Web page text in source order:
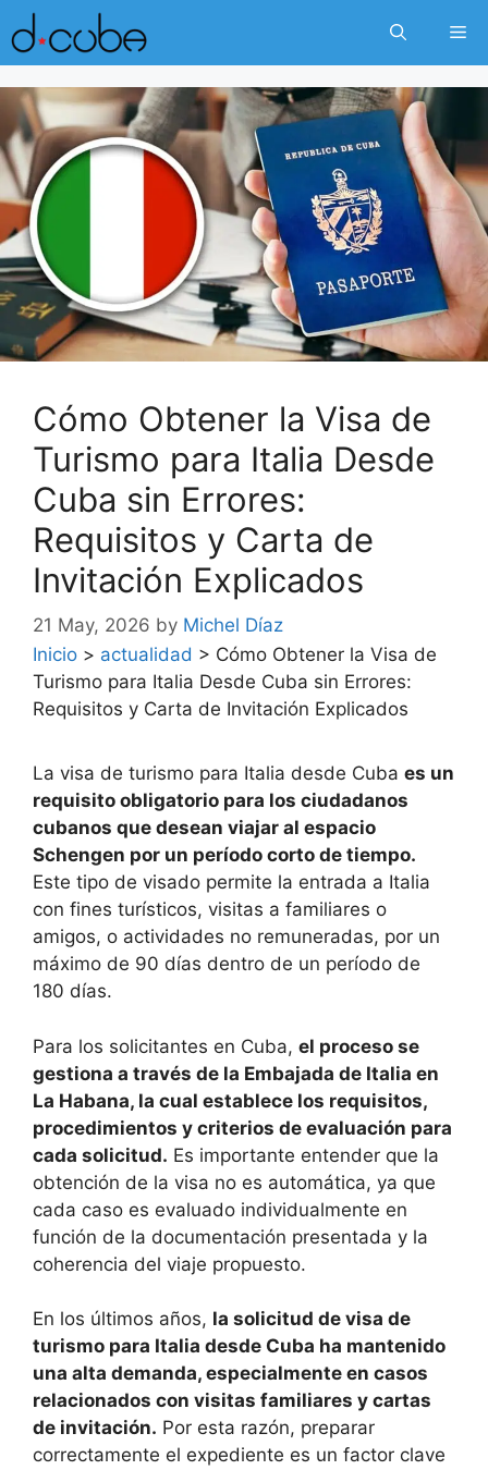
Skip
to
content
Cómo Obtener la Visa de
Turismo para Italia Desde
Cuba sin Errores:
Requisitos y Carta de
Invitación Explicados
21 May, 2026 by Michel Díaz
Inicio > actualidad > Cómo Obtener la Visa de
Turismo para Italia Desde Cuba sin Errores:
Requisitos y Carta de Invitación Explicados
La visa de turismo para Italia desde Cuba es un
requisito obligatorio para los ciudadanos
cubanos que desean viajar al espacio
Schengen por un período corto de tiempo.
Este tipo de visado permite la entrada a Italia
con fines turísticos, visitas a familiares o
amigos, o actividades no remuneradas, por un
máximo de 90 días dentro de un período de
180 días.
Para los solicitantes en Cuba, el proceso se
gestiona a través de la Embajada de Italia en
La Habana, la cual establece los requisitos,
procedimientos y criterios de evaluación para
cada solicitud. Es importante entender que la
obtención de la visa no es automática, ya que
cada caso es evaluado individualmente en
función de la documentación presentada y la
coherencia del viaje propuesto.
En los últimos años, la solicitud de visa de
turismo para Italia desde Cuba ha mantenido
una alta demanda, especialmente en casos
relacionados con visitas familiares y cartas
de invitación. Por esta razón, preparar
correctamente el expediente es un factor clave